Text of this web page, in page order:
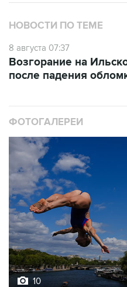
НОВОСТИ ПО ТЕМЕ
8 августа 07:37
Возгорание на
после падения
ФОТОГАЛЕРЕИ
10